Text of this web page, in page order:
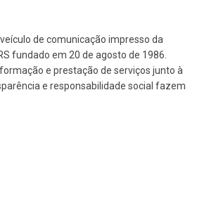
de comunicação impresso da
fundado em 20 de agosto de 1986.
e prestação de serviços junto à
e responsabilidade social fazem